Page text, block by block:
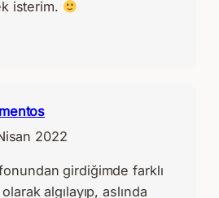
isterim.
2022
girdiğimde farklı
algılayıp, aslında